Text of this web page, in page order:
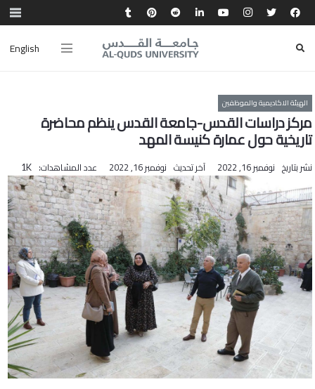
English
الهيئة الاكاديمية والموظفين
مركز دراسات القدس-جامعة القدس ينظم محاضرة
تاريخية حول عمارة كنيسة المهد
نشر بتاريخ نوفمبر 16, 2022 آخر تحديث نوفمبر 16, 2022 عدد المشاهدات: 1K